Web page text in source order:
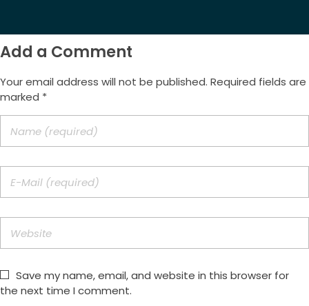
Add a Comment
Your email address will not be published. Required fields are
marked *
Save my name, email, and website in this browser for
the next time I comment.